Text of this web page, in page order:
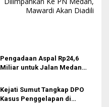
Mawardi Akan Diadili
Pengadaan Aspal Rp24,6
Miliar untuk Jalan Medan
Kejanggalan dalam E-
Purchasing
Kejati Sumut Tangkap DPO
Kasus Penggelapan di